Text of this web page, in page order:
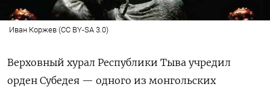
Иван Коржев (CC BY-SA 3.0)
Верховный хурал Республики Тыва учредил
орден Субедея — одного из монгольских